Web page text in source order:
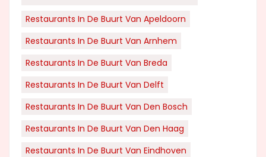
Restaurants In De Buurt Van Apeldoorn
Restaurants In De Buurt Van Arnhem
Restaurants In De Buurt Van Breda
Restaurants In De Buurt Van Delft
Restaurants In De Buurt Van Den Bosch
Restaurants In De Buurt Van Den Haag
Restaurants In De Buurt Van Eindhoven